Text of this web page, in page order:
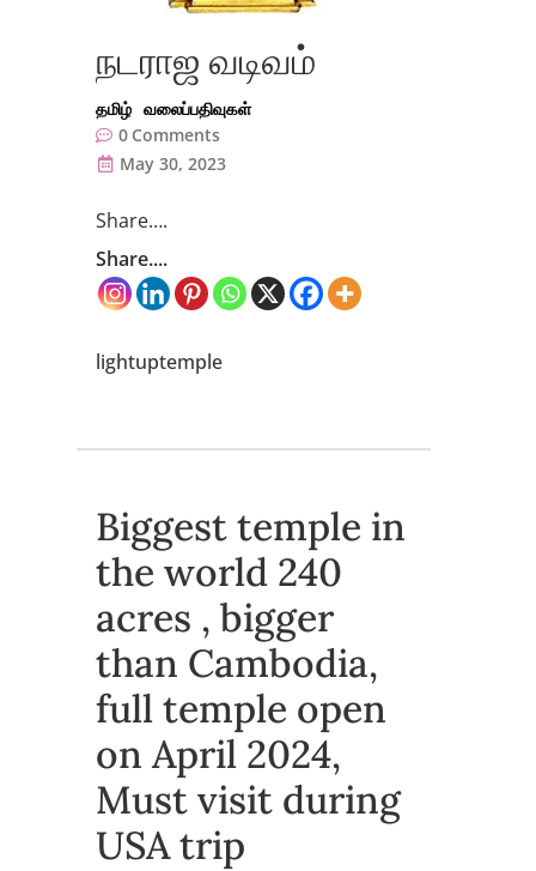
நடராஜ வடிவம்
தமிழ் வலைப்பதிவுகள்
0 Comments
May 30, 2023
Share….
Share....
lightuptemple
Biggest temple in
the world 240
acres , bigger
than Cambodia,
full temple open
on April 2024,
Must visit during
USA trip